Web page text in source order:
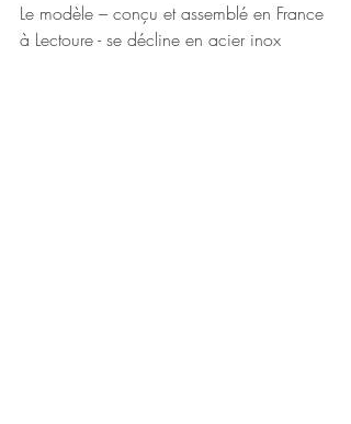
Le modèle – conçu et assemblé en France
à Lectoure - se décline en acier inox